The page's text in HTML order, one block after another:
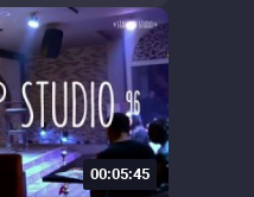
00:05:45